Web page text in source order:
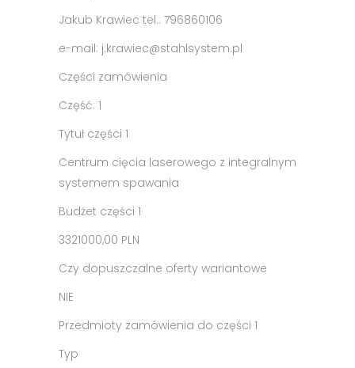
Jakub Krawiec tel.: 796860106
e-mail: j.krawiec@stahlsystem.pl
Części zamówienia
Część: 1
Tytuł części 1
Centrum cięcia laserowego z integralnym
systemem spawania
Budżet części 1
3321000,00 PLN
Czy dopuszczalne oferty wariantowe
NIE
Przedmioty zamówienia do części 1
Typ